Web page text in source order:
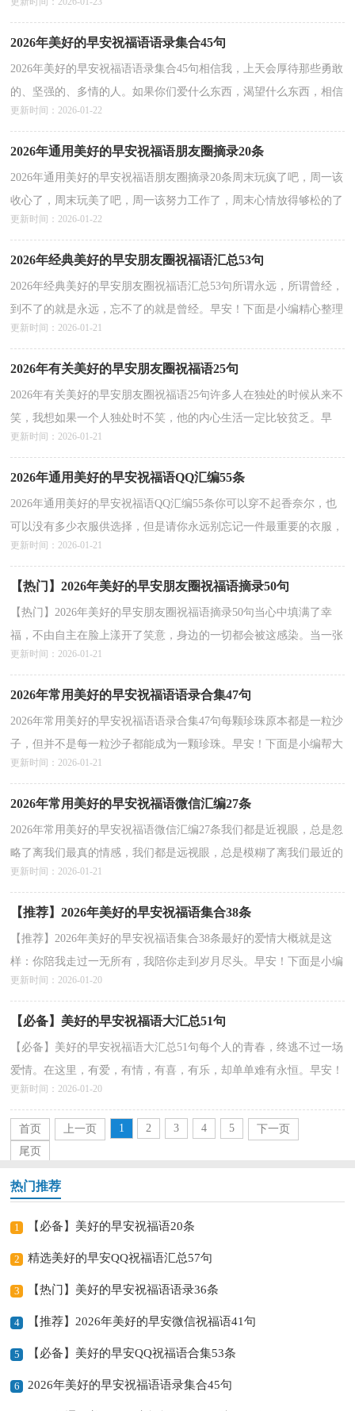
位读者分享的美好的早安祝福语53条,供各位参考。1、流行...
2026年美好的早安祝福语语录集合45句
2026年美好的早安祝福语语录集合45句相信我，上天会厚待那些勇敢
的、坚强的、多情的人。如果你们爱什么东西，渴望什么东西，相信
我，你就去爱吧、去渴望吧！只要你有足够强大的愿望，你...
更新时间：2026-01-22
2026年通用美好的早安祝福语朋友圈摘录20条
2026年通用美好的早安祝福语朋友圈摘录20条周末玩疯了吧，周一该
收心了，周末玩美了吧，周一该努力工作了，周末心情放得够松的了
吧，周一该把心情紧一紧了，周末收到祝福了吧，周一的祝福...
更新时间：2026-01-22
2026年经典美好的早安朋友圈祝福语汇总53句
2026年经典美好的早安朋友圈祝福语汇总53句所谓永远，所谓曾经，
到不了的就是永远，忘不了的就是曾经。早安！下面是小编精心整理
的美好的早安祝福语53句,欢迎大家阅读。1、曾经沉醉...
更新时间：2026-01-21
2026年有关美好的早安朋友圈祝福语25句
2026年有关美好的早安朋友圈祝福语25句许多人在独处的时候从来不
笑，我想如果一个人独处时不笑，他的内心生活一定比较贫乏。早
安！以下是小编帮大家整理的美好的早安祝福语25句,...
更新时间：2026-01-21
2026年通用美好的早安祝福语QQ汇编55条
2026年通用美好的早安祝福语QQ汇编55条你可以穿不起香奈尔，也
可以没有多少衣服供选择，但是请你永远别忘记一件最重要的衣服，
这件衣服叫自我。早安！以下是小编收集整理的美好的早...
更新时间：2026-01-21
【热门】2026年美好的早安朋友圈祝福语摘录50句
【热门】2026年美好的早安朋友圈祝福语摘录50句当心中填满了幸
福，不由自主在脸上漾开了笑意，身边的一切都会被这感染。当一张
阴云密布的脸碰到这张快乐自信的脸时，它一定会被这...
更新时间：2026-01-21
2026年常用美好的早安祝福语语录合集47句
2026年常用美好的早安祝福语语录合集47句每颗珍珠原本都是一粒沙
子，但并不是每一粒沙子都能成为一颗珍珠。早安！下面是小编帮大
家整理的美好的早安祝福语47句,供大家参考借鉴，...
更新时间：2026-01-21
2026年常用美好的早安祝福语微信汇编27条
2026年常用美好的早安祝福语微信汇编27条我们都是近视眼，总是忽
略了离我们最真的情感，我们都是远视眼，总是模糊了离我们最近的
幸福。一辈子真的很短，远没有我们想象的那么长，这辈...
更新时间：2026-01-21
【推荐】2026年美好的早安祝福语集合38条
【推荐】2026年美好的早安祝福语集合38条最好的爱情大概就是这
样：你陪我走过一无所有，我陪你走到岁月尽头。早安！下面是小编
为大家收集的美好的早安祝福语38条,欢迎参考。1、真...
更新时间：2026-01-20
【必备】美好的早安祝福语大汇总51句
【必备】美好的早安祝福语大汇总51句每个人的青春，终逃不过一场
爱情。在这里，有爱，有情，有喜，有乐，却单单难有永恒。早安！
以下是小编精心整理的美好的早安祝福语51句,希望大家喜欢...
更新时间：2026-01-20
首页 上一页 1 2 3 4 5
下一页
尾页
热门推荐
1 【必备】美好的早安祝福语20条
2 精选美好的早安QQ祝福语汇总57句
3 【热门】美好的早安祝福语语录36条
4 【推荐】2026年美好的早安微信祝福语41句
5 【必备】美好的早安QQ祝福语合集53条
6 2026年美好的早安祝福语语录集合45句